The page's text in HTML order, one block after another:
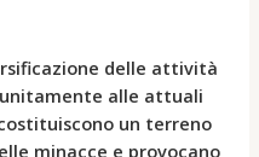
delle attività
alle attuali
un terreno
minacce e provocano